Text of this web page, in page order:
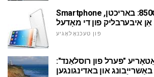
Smartphone לענאָוואָ ס850: באריכטן,
אַן איבערבליק פון די מאָדעל
פון טעכנאָלאָגיע
"פּערל פון רוסלאַנד":
באַשרייַבונג און באדינגונגען